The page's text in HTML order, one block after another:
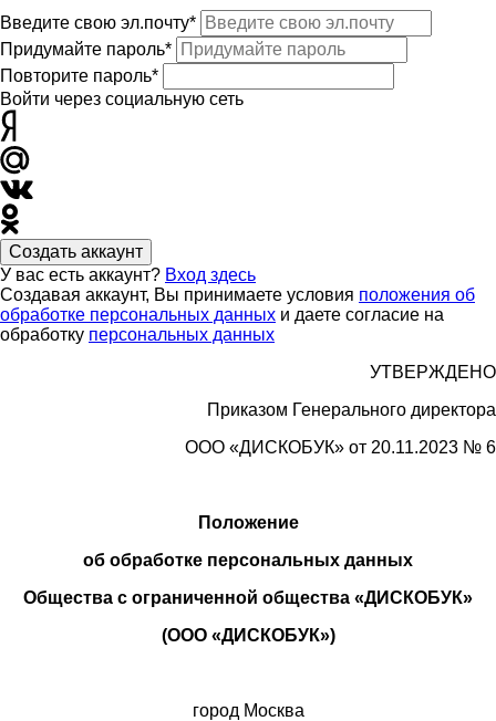
Введите свою эл.почту*
Придумайте пароль*
Повторите пароль*
Войти через социальную сеть
Создать аккаунт
У вас есть аккаунт? Вход здесь
Создавая аккаунт, Вы принимаете условия положения об
обработке персональных данных и даете согласие на
обработку персональных данных
УТВЕРЖДЕНО
Приказом Генерального директора
ООО «ДИСКОБУК» от 20.11.2023 № 6
Положение
об обработке персональных данных
Общества с ограниченной общества «ДИСКОБУК»
(ООО «ДИСКОБУК»)
город Москва